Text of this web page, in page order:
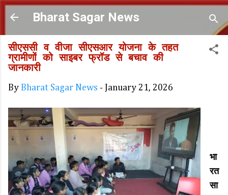
Skip to main content
Bharat Sagar News
सीएससी व वीजा सीएसआर योजना के तहत
ग्रामीणों को साइबर फ्रॉड से बचाव की
जानकारी
By Bharat Sagar News - January 21, 2026
भा
रत
सा